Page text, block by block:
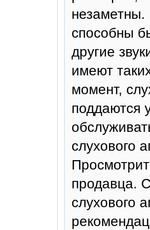
незаметны.
способны
другие
имеют
момент,
поддаются
слухового
продавца.
слухового